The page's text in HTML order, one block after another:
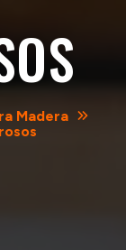
Madera